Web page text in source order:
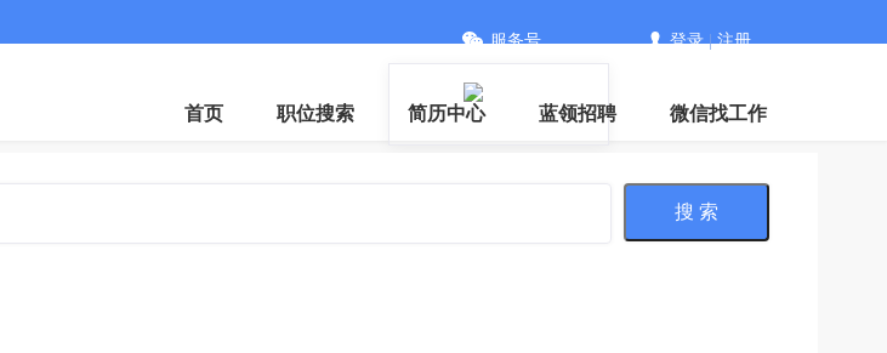
微信
服务号 登录|注册
首页 职位搜索 简历中心 蓝领招聘 微信找工作
搜 索